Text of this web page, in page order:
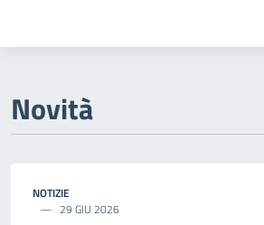
Novità
NOTIZIE
29 GIU 2026